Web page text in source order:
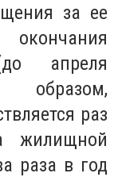
за ее
апреля
образом,
раз
жилищной
раза в год